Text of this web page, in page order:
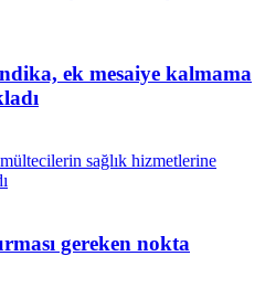
ek mesaiye kalmama
gereken nokta